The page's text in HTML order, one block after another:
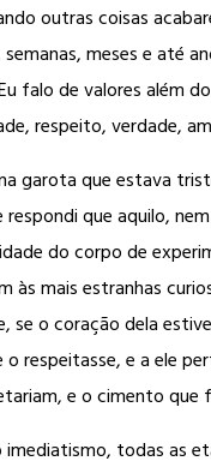
outras coisas
meses e até
falo de valores além
respeito, verdade,
garota que estava
respondi que aquilo,
do corpo de
às mais estranhas
se o coração dela
respeitasse, e a ele
e o cimento que
todas as